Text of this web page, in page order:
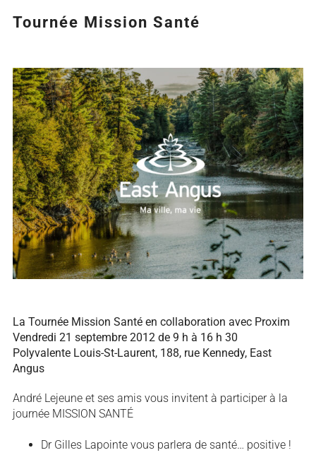
Tournée Mission Santé
Agrandir
l&apos;image
La Tournée Mission Santé en collaboration avec Proxim
Vendredi 21 septembre 2012 de 9 h à 16 h 30
Polyvalente Louis-St-Laurent, 188, rue Kennedy, East
Angus
André Lejeune et ses amis vous invitent à participer à la
journée MISSION SANTÉ
Dr Gilles Lapointe vous parlera de santé… positive !